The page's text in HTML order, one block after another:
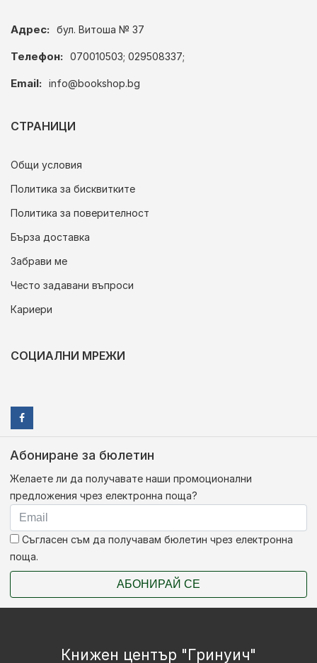
Адрес: бул. Витоша № 37
Телефон: 070010503; 029508337;
Email: info@bookshop.bg
СТРАНИЦИ
Общи условия
Политика за бисквитките
Политика за поверителност
Бърза доставка
Забрави ме
Често задавани въпроси
Кариери
СОЦИАЛНИ МРЕЖИ
Абониране за бюлетин
Желаете ли да получавате наши промоционални
предложения чрез електронна поща?
Съгласен съм да получавам бюлетин чрез електронна
поща.
АБОНИРАЙ СЕ
Книжен център "Гринуич"